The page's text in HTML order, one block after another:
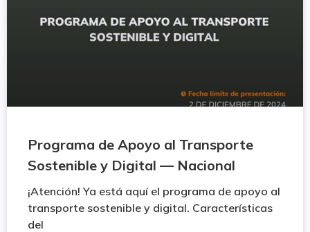
Programa de Apoyo al Transporte
Sostenible y Digital — Nacional
¡Atención! Ya está aquí el programa de apoyo al
transporte sostenible y digital. Características
del